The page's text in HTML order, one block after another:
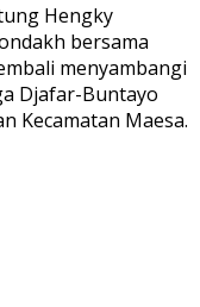
Hengky
bersama
menyambangi
Djafar-Buntayo
Kecamatan Maesa.